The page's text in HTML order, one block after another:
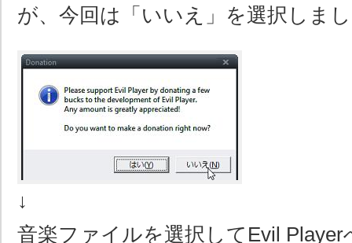
が、今回は「いいえ」を選択しま
↓
音楽ファイルを選択してEvil